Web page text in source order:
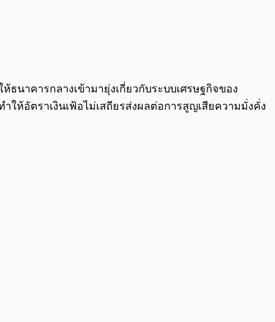
/
ธนาคารกลางเข้ามายุ่งเกี่ยวกับระบบเศรษฐกิจของ
ให้อัตราเงินเฟ้อไม่เสถียรส่งผลต่อการสูญเสียความมั่งคั่ง